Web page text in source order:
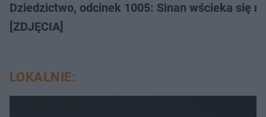
Dziedzictwo, odcinek 1005: Sinan wścieka się
[ZDJĘCIA]
LOKALNIE: